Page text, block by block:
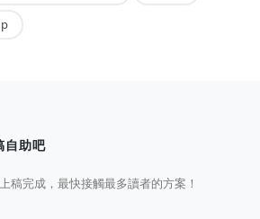
自助吧
稿完成，最快接觸最多讀者的方案！